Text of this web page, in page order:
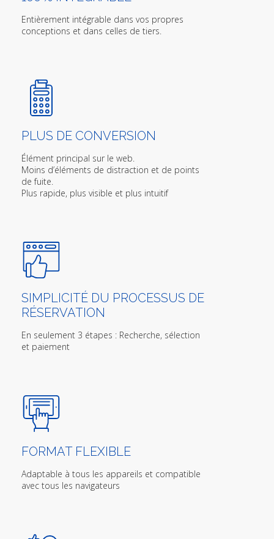
Entièrement intégrable dans vos propres
conceptions et dans celles de tiers.
PLUS DE CONVERSION
Élément principal sur le web.
Moins d’éléments de distraction et de points
de fuite.
Plus rapide, plus visible et plus intuitif
SIMPLICITÉ DU PROCESSUS DE
RÉSERVATION
En seulement 3 étapes : Recherche, sélection
et paiement
FORMAT FLEXIBLE
Adaptable à tous les appareils et compatible
avec tous les navigateurs